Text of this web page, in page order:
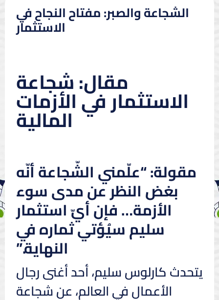
الشجاعة والصبر: مفتاح النجاح في
الاستثمار
مقال: شجاعة
الاستثمار في الأزمات
المالية
مقولة: “علّمني الشّجاعة أنّه
بغض النظر عن مدى سوء
الأزمة… فإن أيّ استثمار
سليم سيُؤتي ثماره في
النهاية.”
يتحدث كارلوس سليم، أحد أغنى رجال
الأعمال في العالم، عن شجاعة